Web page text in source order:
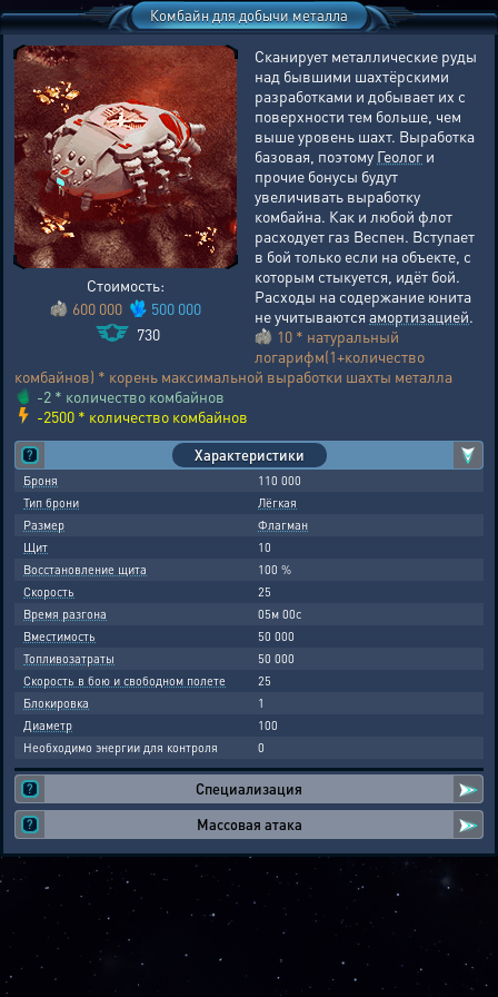
Комбайн для добычи металла
Стоимость:
600 000
500 000
730
Сканирует металлические руды
над бывшими шахтёрскими
разработками и добывает их с
поверхности тем больше, чем
выше уровень шахт. Выработка
базовая, поэтому Геолог и
прочие бонусы будут
увеличивать выработку
комбайна. Как и любой флот
расходует газ Веспен. Вступает
в бой только если на объекте, с
которым стыкуется, идёт бой.
Расходы на содержание юнита
не учитываются амортизацией.
10 * натуральный
логарифм(1+количество
комбайнов) * корень максимальной выработки шахты металла
-2 * количество комбайнов
-2500 * количество комбайнов
Характеристики
Броня
110 000
Тип брони
Лёгкая
Размер
Флагман
Щит
10
Восстановление щита
100 %
Скорость
25
Время разгона
05м 00с
Вместимость
50 000
Топливозатраты
50 000
Скорость в бою и свободном полете
25
Блокировка
1
Диаметр
100
Необходимо энергии для контроля
0
Специализация
Массовая атака